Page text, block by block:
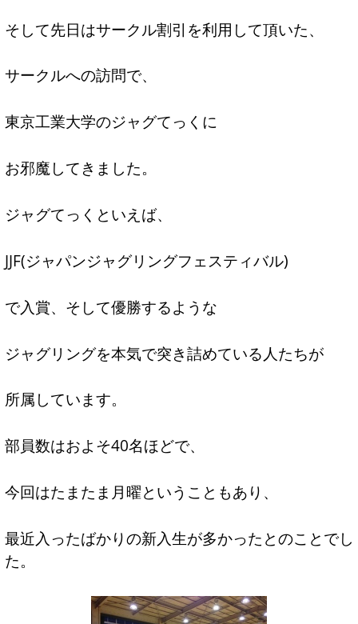
そして先日はサークル割引を利用して頂いた、
サークルへの訪問で、
東京工業大学のジャグてっくに
お邪魔してきました。
ジャグてっくといえば、
JJF(ジャパンジャグリングフェスティバル)
で入賞、そして優勝するような
ジャグリングを本気で突き詰めている人たちが
所属しています。
部員数はおよそ40名ほどで、
今回はたまたま月曜ということもあり、
最近入ったばかりの新入生が多かったとのことでし
た。